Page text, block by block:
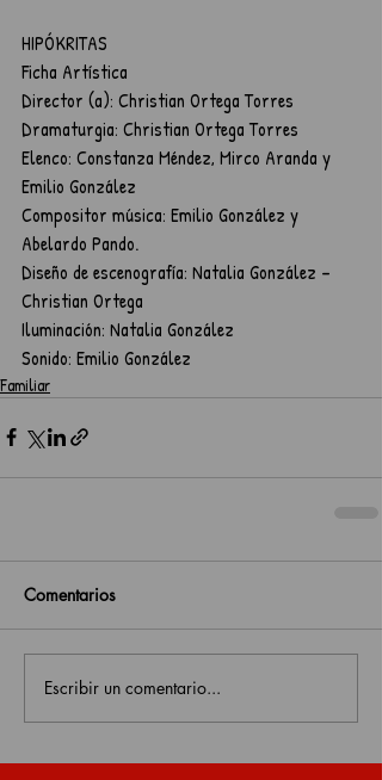
HIPÓKRITAS
Ficha Artística
Director (a): Christian Ortega Torres
Dramaturgia: Christian Ortega Torres
Elenco: Constanza Méndez, Mirco Aranda y
Emilio González
Compositor música: Emilio González y
Abelardo Pando.
Diseño de escenografía: Natalia González –
Christian Ortega
Iluminación: Natalia González
Sonido: Emilio González
Familiar
Comentarios
Escribir un comentario...